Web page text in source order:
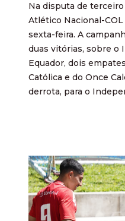
Na disputa de
Atlético Nacional-COL
sexta-feira. A
duas vitórias, sobre o
Equador, dois
Católica e do Once
derrota, para o